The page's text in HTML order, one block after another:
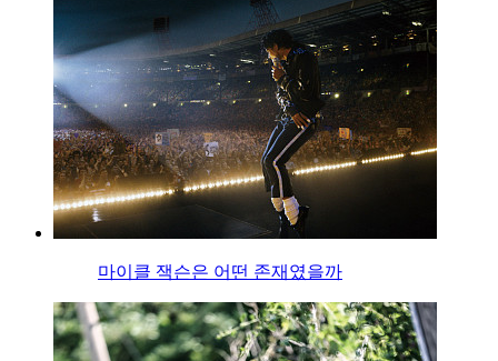
마이클 잭슨은 어떤 존재였을까